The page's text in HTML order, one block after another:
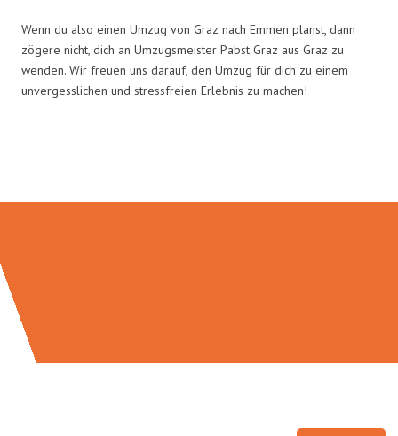
Wenn du also einen Umzug von Graz nach Emmen planst, dann
zögere nicht, dich an Umzugsmeister Pabst Graz aus Graz zu
wenden. Wir freuen uns darauf, den Umzug für dich zu einem
unvergesslichen und stressfreien Erlebnis zu machen!